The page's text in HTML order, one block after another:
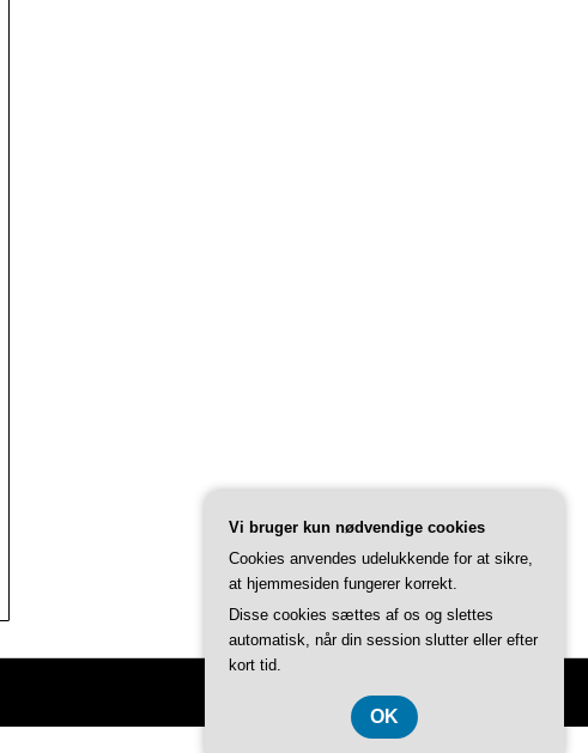
Vi bruger kun nødvendige cookies
Cookies anvendes udelukkende for at sikre,
at hjemmesiden fungerer korrekt.
Disse cookies sættes af os og slettes
automatisk, når din session slutter eller efter
kort tid.
OK